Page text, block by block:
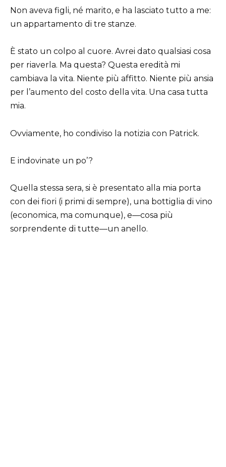
Non aveva figli, né marito, e ha lasciato tutto a me:
un appartamento di tre stanze.
È stato un colpo al cuore. Avrei dato qualsiasi cosa
per riaverla. Ma questa? Questa eredità mi
cambiava la vita. Niente più affitto. Niente più ansia
per l’aumento del costo della vita. Una casa tutta
mia.
Ovviamente, ho condiviso la notizia con Patrick.
E indovinate un po’?
Quella stessa sera, si è presentato alla mia porta
con dei fiori (i primi di sempre), una bottiglia di vino
(economica, ma comunque), e—cosa più
sorprendente di tutte—un anello.